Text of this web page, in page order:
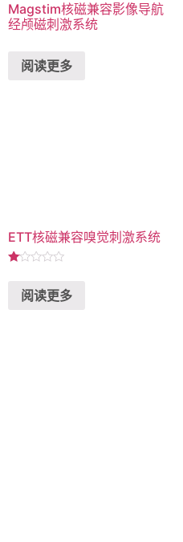
Magstim核磁兼容影像导航
经颅磁刺激系统
阅读更多
ETT核磁兼容嗅觉刺激系统
1.00
&sol;
阅读更多